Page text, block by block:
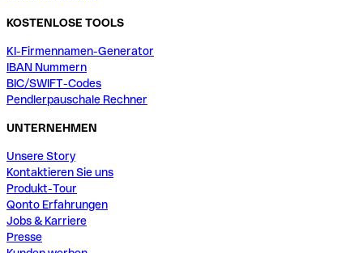
KOSTENLOSE TOOLS
KI-Firmennamen-Generator
IBAN Nummern
BIC/SWIFT-Codes
Pendlerpauschale Rechner
UNTERNEHMEN
Unsere Story
Kontaktieren Sie uns
Produkt-Tour
Qonto Erfahrungen
Jobs & Karriere
Presse